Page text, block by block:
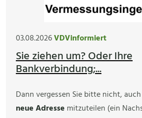
03.08.2026VDVinformiert
Sie ziehen um? Oder Ihre
Bankverbindung;...
Dann vergessen Sie bitte nicht,
neue Adresse mitzuteilen (ein